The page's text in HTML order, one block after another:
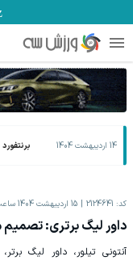
14 اردیبهشت 1404 برنتفورد
کد: 2124641 15 اردیبهشت 1404 ساعت 22:11
داور لیگ برتری: تصمیم
آنتونی تیلور، داور لیگ